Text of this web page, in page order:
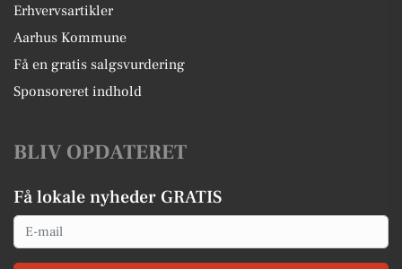
Erhvervsartikler
Aarhus Kommune
Få en gratis salgsvurdering
Sponsoreret indhold
BLIV OPDATERET
Få lokale nyheder GRATIS
Email